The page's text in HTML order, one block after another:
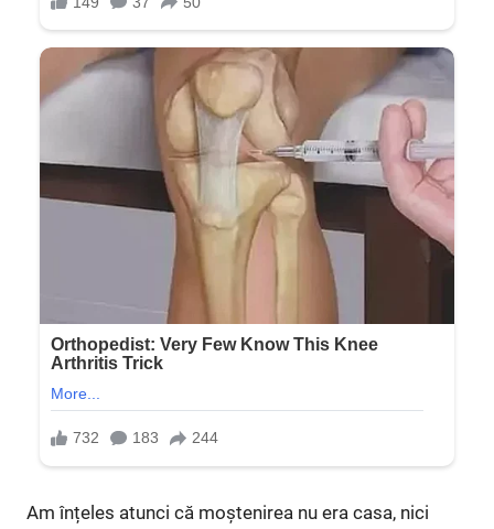
Am înțeles atunci că moștenirea nu era casa, nici